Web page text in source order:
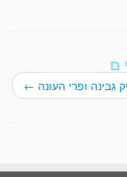
גבינה ופרי העונה ←